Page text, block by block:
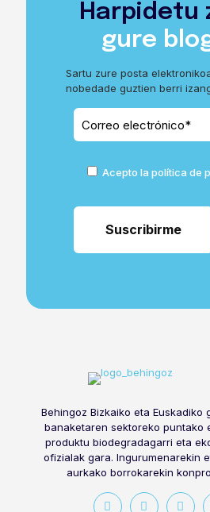
Harpidetu
gure
Sartu zure posta
nobedade guztien berri
Acepto la política de
Behingoz Bizkaiko eta Euskadiko
banaketaren sektoreko puntako
produktu biodegradagarri eta
ofizialak gara. Ingurumenarekin
aurkako borrokarekin